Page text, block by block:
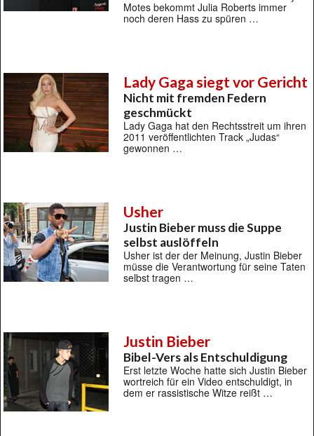
Motes bekommt Julia Roberts immer
noch deren Hass zu spüren …
Lady Gaga siegt vor Gericht
Nicht mit fremden Federn
geschmückt
Lady Gaga hat den Rechtsstreit um ihren
2011 veröffentlichten Track „Judas“
gewonnen …
Usher
Justin Bieber muss die Suppe
selbst auslöffeln
Usher ist der der Meinung, Justin Bieber
müsse die Verantwortung für seine Taten
selbst tragen …
Justin Bieber
Bibel-Vers als Entschuldigung
Erst letzte Woche hatte sich Justin Bieber
wortreich für ein Video entschuldigt, in
dem er rassistische Witze reißt …